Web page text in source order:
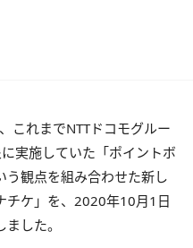
これまでNTTドコモグルー
実施していた「ポイントボ
う観点を組み合わせた新し
ケ」を、 2020年10月1 日
した。